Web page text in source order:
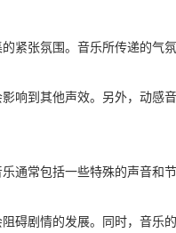
紧张氛围。音乐所传递的气
响到其他声效。另外，动感
通常包括一些特殊的声音和
碍剧情的发展。同时，音乐